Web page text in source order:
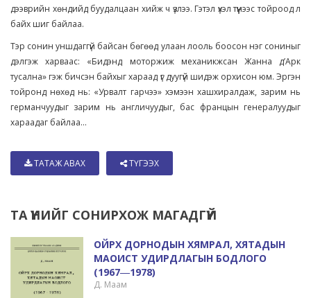
дээврийн хөндийд буудалцаан хийж ч үзлээ. Гэтэл үхэл түүнээс тойроод л
байх шиг байлаа.
Тэр сонин уншдаггүй байсан бөгөөд улаан лооль боосон нэг сониныг
дэлгэж харваас: «Бидэнд моторжиж механикжсан Жанна д’Арк
тусална» гэж бичсэн байхыг хараад үг дуугүй шидэж орхисон юм. Эргэн
тойронд нөхөд нь: «Урвалт гарчээ» хэмээн хашхиралдаж, зарим нь
германчуудыг зарим нь англичуудыг, бас францын генералуудыг
хараадаг байлаа...
ТАТАЖ АВАХ ТҮГЭЭХ
ТА ҮҮНИЙГ СОНИРХОЖ МАГАДГҮЙ
ОЙРХ ДОРНОДЫН ХЯМРАЛ, ХЯТАДЫН
МАОИСТ УДИРДЛАГЫН БОДЛОГО
(1967―1978)
Д. Маам